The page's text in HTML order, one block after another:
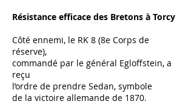
Résistance efficace des Bretons à Torcy
Côté ennemi, le RK 8 (8e Corps de
réserve),
commandé par le général Egloffstein, a
reçu
l’ordre de prendre Sedan, symbole
de la victoire allemande de 1870.